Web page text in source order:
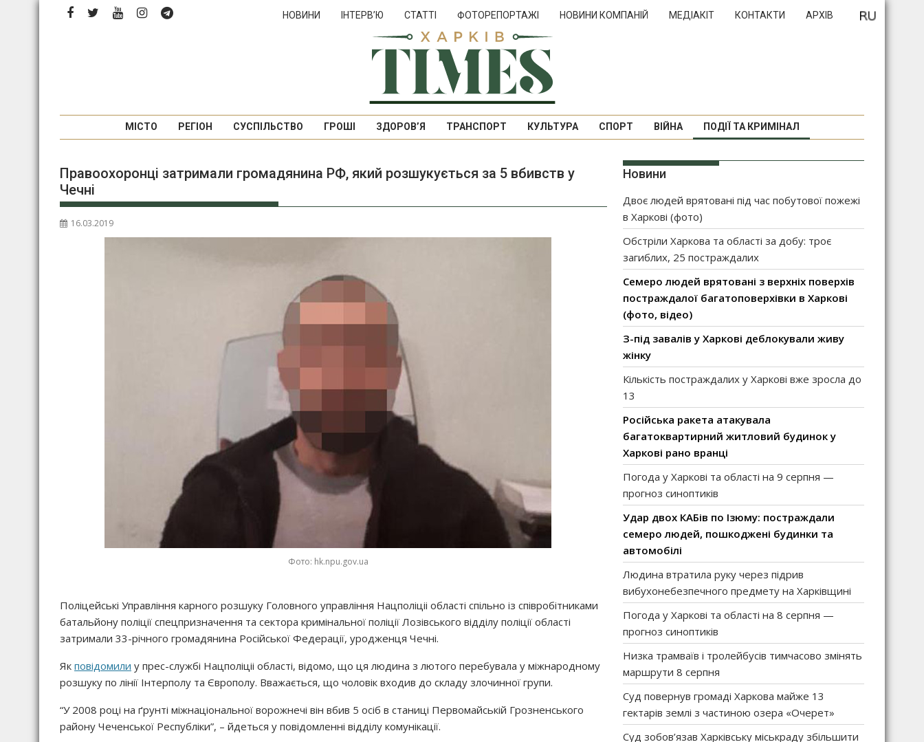
Перейти
НОВИНИ ІНТЕРВ’Ю СТАТТІ ФОТОРЕПОРТАЖІ НОВИНИ КОМПАНІЙ МЕДІАКІТ КОНТАКТИ АРХІВ
МІСТО РЕГІОН СУСПІЛЬСТВО ГРОШІ ЗДОРОВ’Я ТРАНСПОРТ КУЛЬТУРА СПОРТ ВІЙНА ПОДІЇ ТА КРИМІНАЛ
Правоохоронці затримали громадянина РФ, який розшукується за 5 вбивств у
Чечні
16.03.2019
Фото: hk.npu.gov.ua
Поліцейські Управління карного розшуку Головного управління Нацполіціі області спільно із співробітниками
батальйону поліції спецпризначення та сектора кримінальної поліції Лозівського відділу поліції області
затримали 33-річного громадянина Російської Федерації, уродженця Чечні.
Як повідомили у прес-службі Нацполіціі області, відомо, що ця людина з лютого перебувала у міжнародному
розшуку по лінії Інтерполу та Європолу. Вважається, що чоловік входив до складу злочинної групи.
“У 2008 році на ґрунті міжнаціональної ворожнечі він вбив 5 осіб в станиці Первомайській Грозненського
району Чеченської Республіки”, – йдеться у повідомленні відділу комунікації.
Новини
Двоє людей врятовані під час побутової пожежі
в Харкові (фото)
Обстріли Харкова та області за добу: троє
загиблих, 25 постраждалих
Семеро людей врятовані з верхніх поверхів
постраждалої багатоповерхівки в Харкові
(фото, відео)
З-під завалів у Харкові деблокували живу
жінку
Кількість постраждалих у Харкові вже зросла до
13
Російська ракета атакувала
багатоквартирний житловий будинок у
Харкові рано вранці
Погода у Харкові та області на 9 серпня —
прогноз синоптиків
Удар двох КАБів по Ізюму: постраждали
семеро людей, пошкоджені будинки та
автомобілі
Людина втратила руку через підрив
вибухонебезпечного предмету на Харківщині
Погода у Харкові та області на 8 серпня —
прогноз синоптиків
Низка трамваїв і тролейбусів тимчасово змінять
маршрути 8 серпня
Суд повернув громаді Харкова майже 13
гектарів землі з частиною озера «Очерет»
Суд зобов’язав Харківську міськраду збільшити